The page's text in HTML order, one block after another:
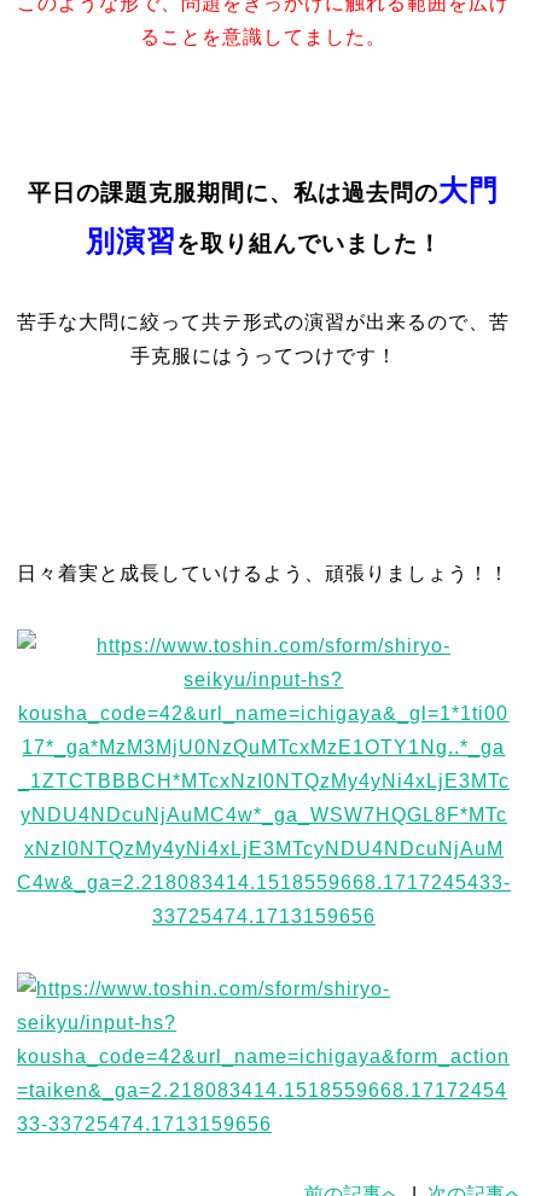
ることを意識してました。
平日の課題克服期間に、私は過去問の大門
別演習を取り組んでいました！
苦手な大問に絞って共テ形式の演習が出来るので、苦
手克服にはうってつけです！
日々着実と成長していけるよう、頑張りましょう！！